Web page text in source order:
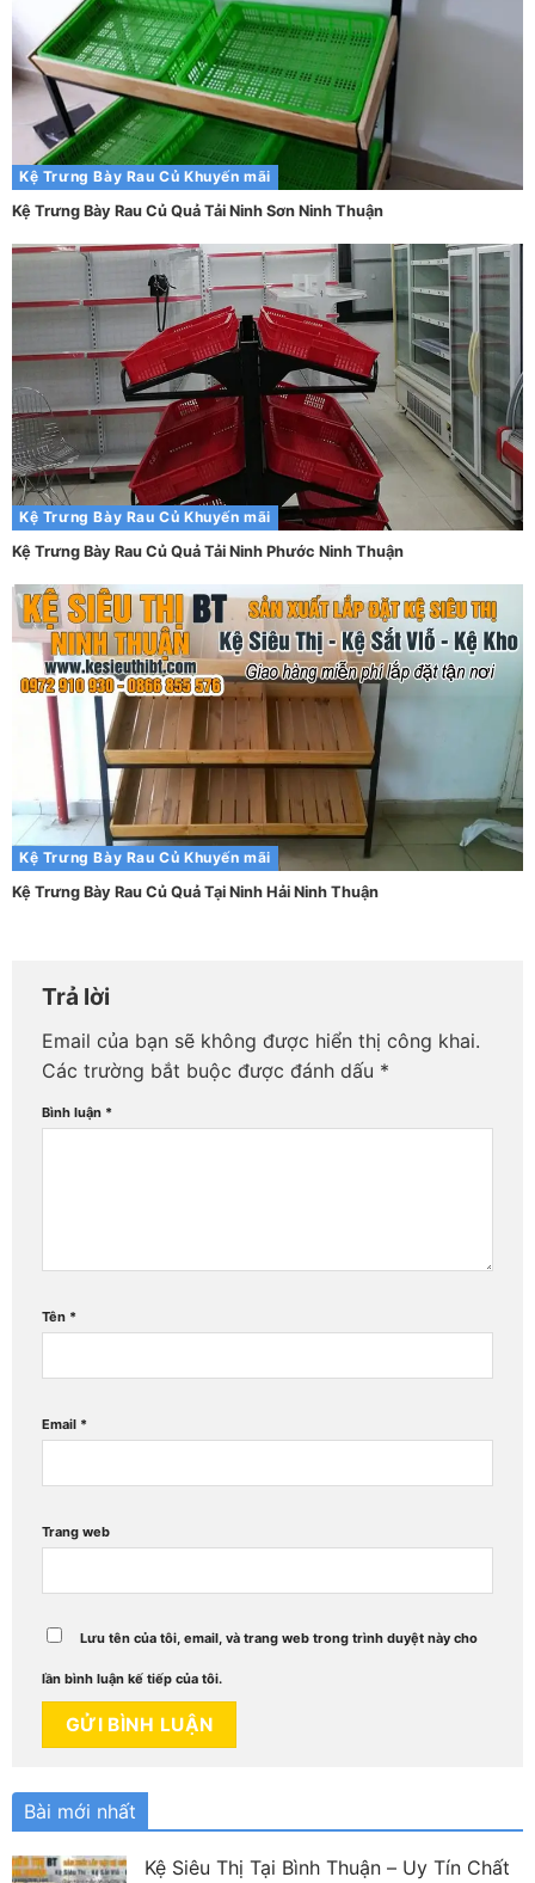
Kệ Trưng Bày Rau Củ Khuyến mãi
Kệ Trưng Bày Rau Củ Quả Tải Ninh Sơn Ninh Thuận
Kệ Trưng Bày Rau Củ Khuyến mãi
Kệ Trưng Bày Rau Củ Quả Tải Ninh Phước Ninh Thuận
Kệ Trưng Bày Rau Củ Khuyến mãi
Kệ Trưng Bày Rau Củ Quả Tại Ninh Hải Ninh Thuận
Trả lời
Email của bạn sẽ không được hiển thị công khai.
Các trường bắt buộc được đánh dấu *
Bình luận *
Tên *
Email *
Trang web
Lưu tên của tôi, email, và trang web trong trình duyệt này cho
lần bình luận kế tiếp của tôi.
Bài mới nhất
Kệ Siêu Thị Tại Bình Thuận – Uy Tín Chất